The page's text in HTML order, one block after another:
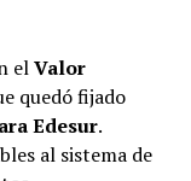
elValor
quedó fijado
Edesur.
al sistema de